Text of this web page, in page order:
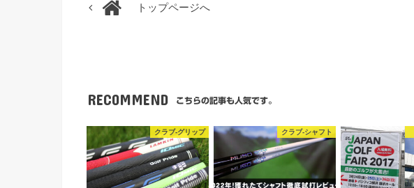
トップページへ
RECOMMEND こちらの記事も人気です。
クラブ-グリップ クラブ-シャフト